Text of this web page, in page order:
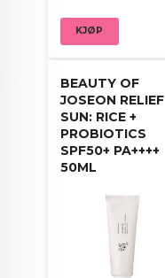
KJØP
BEAUTY OF
JOSEON RELIEF
SUN: RICE +
PROBIOTICS
SPF50+ PA++++
50ML